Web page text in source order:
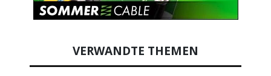
VERWANDTE THEMEN